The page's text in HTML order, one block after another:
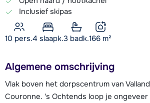
Inclusief skipas
10 pers.4 slaapk.3 badk.166 m²
Algemene omschrijving
Vlak boven het dorpscentrum van
Couronne. 's Ochtends loop je ongeveer